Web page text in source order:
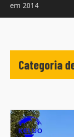
em 2014
Categoria